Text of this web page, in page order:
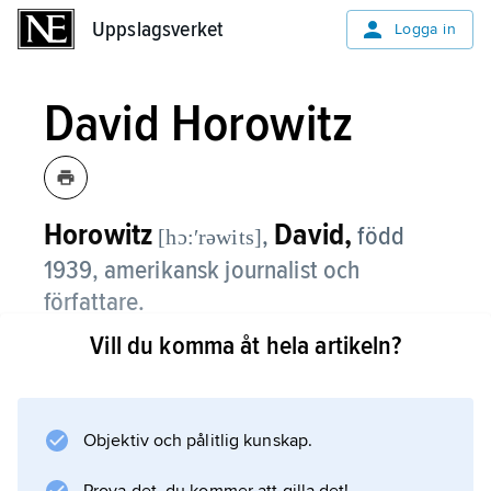
Uppslagsverket Logga in
David Horowitz
Horowitz [hɔ:ʹrəwits], David, född
1939, amerikansk journalist och
författare.
David Horowitz tillhörde på 1960-talet den
(1965), en bok som försvarade kommunismen
Vill du komma åt hela artikeln?
Objektiv och pålitlig kunskap.